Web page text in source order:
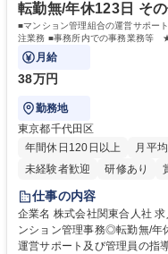
転勤無/年休123日 そ
■マンション管理組合の運営サポー
注業務 ■事務所内での事務業務等
月給
38万円
勤務地
東京都千代田区
年間休日120日以上
月平
未経験者歓迎
研修あり
仕事の内容
企業名 株式会社関東合人社 求人名 未経験・ベテラン歓迎【お茶の水】マ
ンション管理事務◎転勤無/年休123日 仕事の内容 ■マンシ
運営サポート及び管理員の指